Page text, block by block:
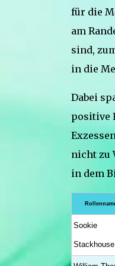
für die
am
sind,
in die
Dabei
positive
nicht zu
in dem
Sookie
Stackhouse